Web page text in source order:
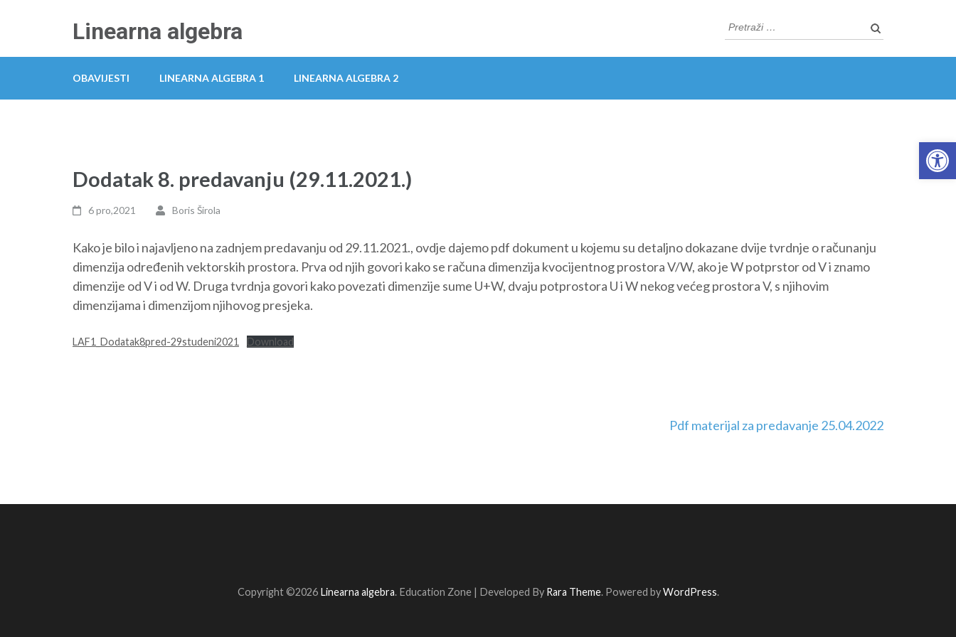
Linearna algebra Pretraži:
OBAVIJESTI LINEARNA ALGEBRA 1 LINEARNA ALGEBRA 2
Dodatak 8. predavanju (29.11.2021.)
6 pro,2021 Boris Širola
Kako je bilo i najavljeno na zadnjem predavanju od 29.11.2021., ovdje dajemo pdf dokument u kojemu su detaljno dokazane dvije tvrdnje o računanju
dimenzija određenih vektorskih prostora. Prva od njih govori kako se računa dimenzija kvocijentnog prostora V/W, ako je W potprstor od V i znamo
dimenzije od V i od W. Druga tvrdnja govori kako povezati dimenzije sume U+W, dvaju potprostora U i W nekog većeg prostora V, s njihovim
dimenzijama i dimenzijom njihovog presjeka.
LAF1_Dodatak8pred-29studeni2021 Download
Pdf materijal za predavanje 25.04.2022
Copyright ©2026 Linearna algebra. Education Zone | Developed By Rara Theme. Powered byWordPress.